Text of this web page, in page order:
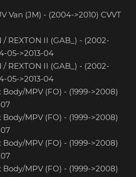
Van (JM) - (2004->2010) CVVT
/ REXTON II (GAB_) - (2002-
05->2013-04
/ REXTON II (GAB_) - (2002-
05->2013-04
Body/MPV (FO) - (1999->2008)
Body/MPV (FO) - (1999->2008)
Body/MPV (FO) - (1999->2008)
Body/MPV (FO) - (1999->2008)